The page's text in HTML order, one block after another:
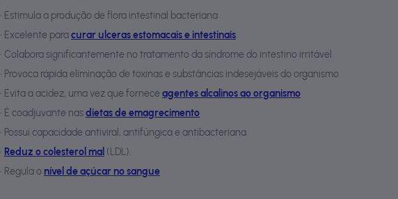
• Estimula a produção de flora intestinal bacteriana
• Excelente paracurar ulceras estomacais e intestinais.
• Colabora significantemente no tratamento da síndrome do intestino irritável
• Provoca rápida eliminação de toxinas e substâncias indesejáveis do organismo
• Evita a acidez, uma vez que fornece agentes alcalinos ao organismo
• É coadjuvante nasdietas de emagrecimento
• Possui capacidade antiviral, antifúngica e antibacteriana
• Reduz o colesterol mal (LDL).
• Regula o nível de açúcar no sangue